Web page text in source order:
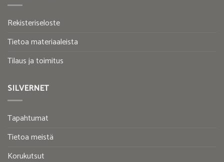
Rekisteriseloste
Tietoa materiaaleista
Tilaus ja toimitus
SILVERNET
Tapahtumat
Tietoa meistä
Korukutsut